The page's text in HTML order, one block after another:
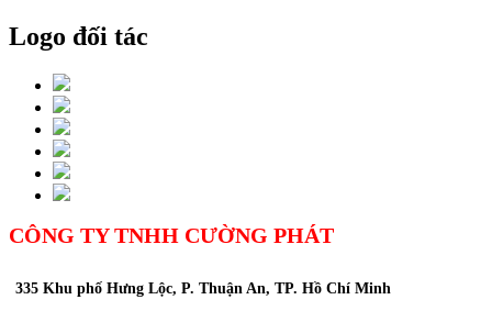
Logo đối tác
CÔNG TY TNHH CƯỜNG PHÁT
335 Khu phố Hưng Lộc, P. Thuận An, TP. Hồ Chí Minh